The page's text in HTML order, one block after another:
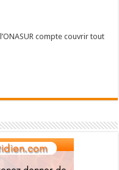
compte couvrir tout